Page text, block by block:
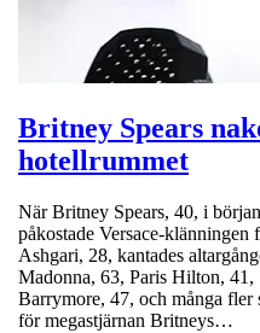
Britney Spears
hotellrummet
När Britney Spears, 40, i
påkostade Versace-
Ashgari, 28, kantades
Madonna, 63, Paris Hilton,
Barrymore, 47, och många fler
för megastjärnan Britneys…